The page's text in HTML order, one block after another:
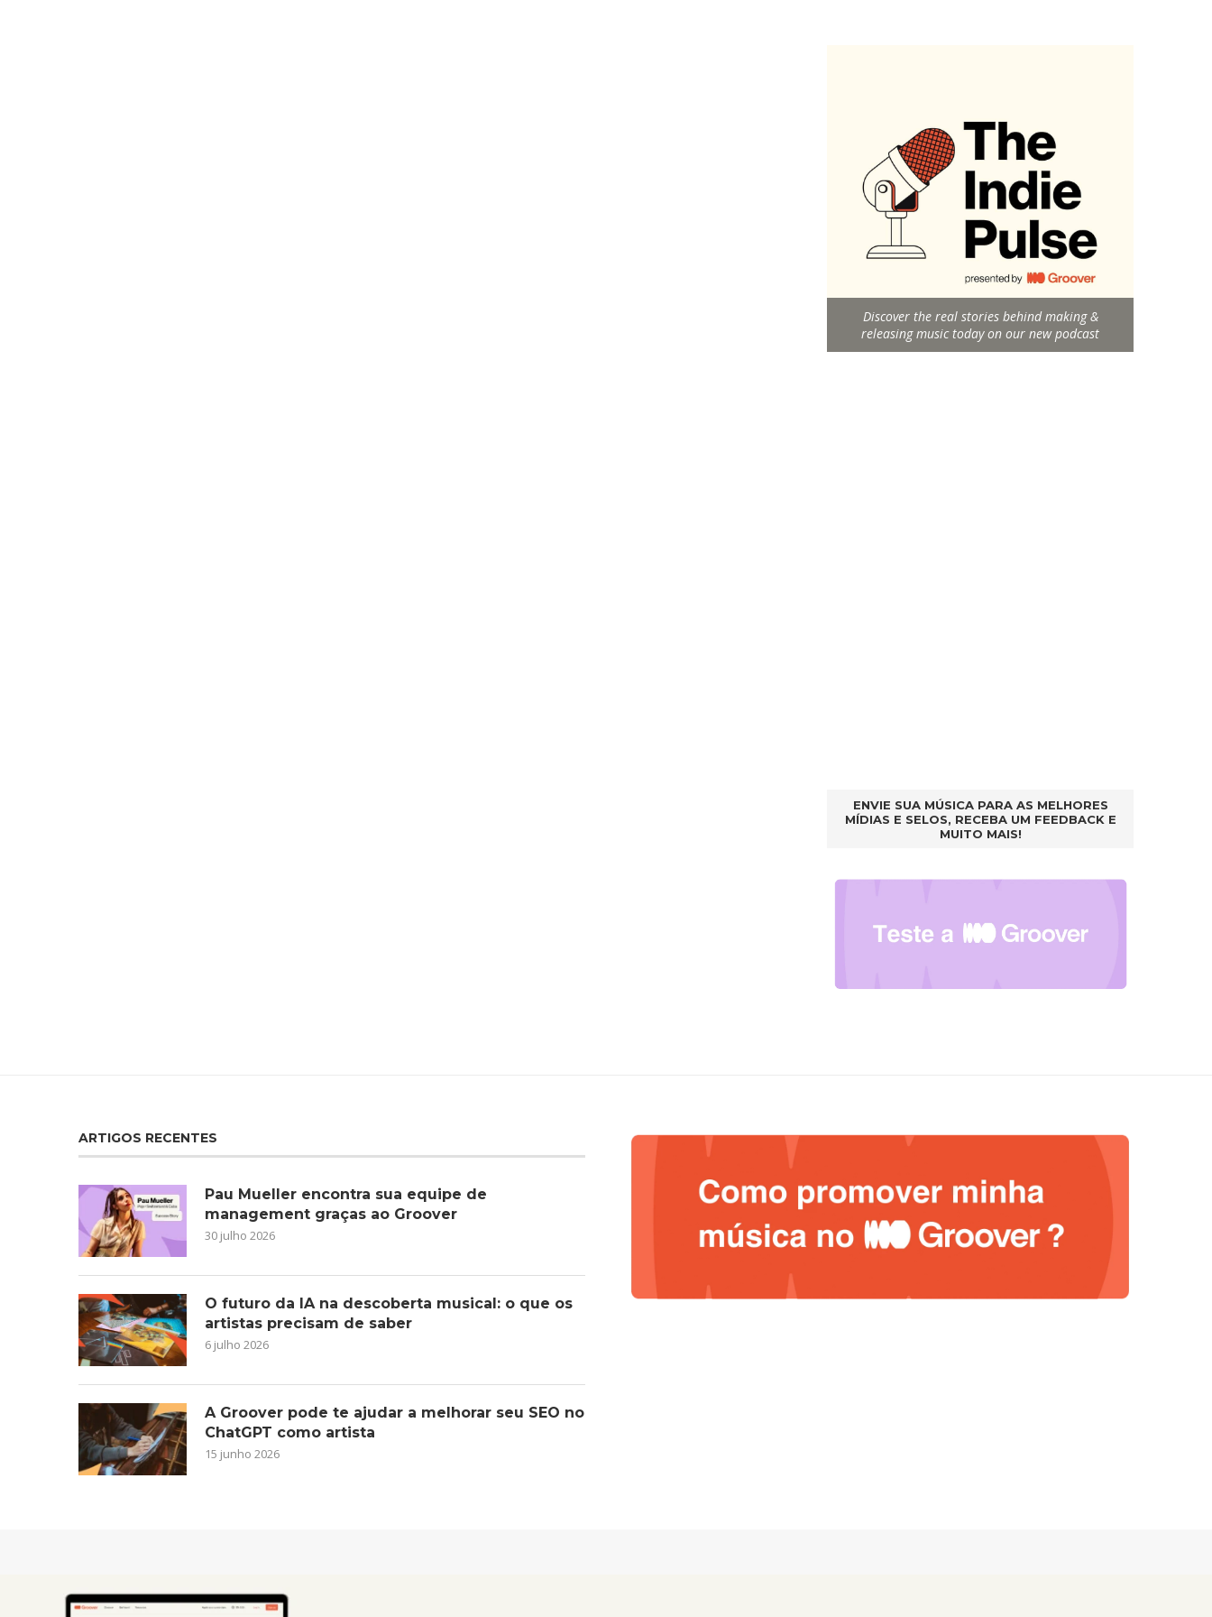
Discover the real stories behind making &
releasing music today on our new podcast
ENVIE SUA MÚSICA PARA AS MELHORES
MÍDIAS E SELOS, RECEBA UM FEEDBACK E
MUITO MAIS!
ARTIGOS RECENTES
Pau Mueller encontra sua equipe de
management graças ao Groover
30 julho 2026
O futuro da IA na descoberta musical: o que os
artistas precisam de saber
6 julho 2026
A Groover pode te ajudar a melhorar seu SEO no
ChatGPT como artista
15 junho 2026